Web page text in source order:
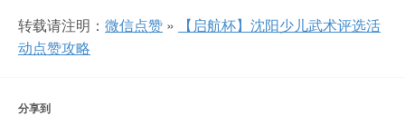
转载请注明： 微信点赞 »
【启航杯】沈阳少儿武术评选活
动点赞攻略
分享到